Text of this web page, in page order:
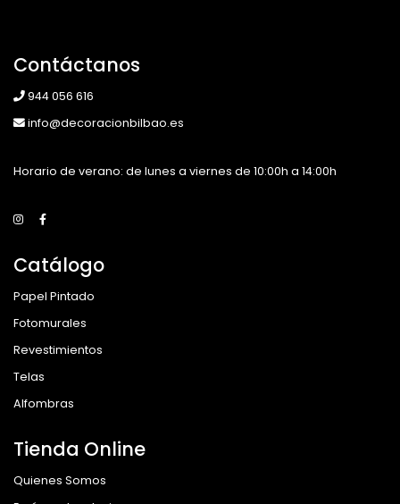
Contáctanos
944 056 616
info@decoracionbilbao.es
Horario de verano: de lunes a viernes de 10:00h a 14:00h
Catálogo
Papel Pintado
Fotomurales
Revestimientos
Telas
Alfombras
Tienda Online
Quienes Somos